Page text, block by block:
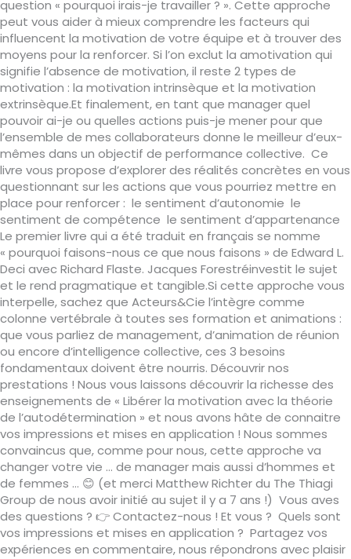
question « pourquoi irais-je travailler ? ». Cette approche
peut vous aider à mieux comprendre les facteurs qui
influencent la motivation de votre équipe et à trouver des
moyens pour la renforcer. Si l’on exclut la amotivation qui
signifie l’absence de motivation, il reste 2 types de
motivation : la motivation intrinsèque et la motivation
extrinsèque.Et finalement, en tant que manager quel
pouvoir ai-je ou quelles actions puis-je mener pour que
l’ensemble de mes collaborateurs donne le meilleur d’eux-
mêmes dans un objectif de performance collective. Ce
livre vous propose d’explorer des réalités concrètes en vous
questionnant sur les actions que vous pourriez mettre en
place pour renforcer : le sentiment d’autonomie le
sentiment de compétence le sentiment d’appartenance
Le premier livre qui a été traduit en français se nomme
« pourquoi faisons-nous ce que nous faisons » de Edward L.
Deci avec Richard Flaste. Jacques Forestréinvestit le sujet
et le rend pragmatique et tangible.Si cette approche vous
interpelle, sachez que Acteurs&Cie l’intègre comme
colonne vertébrale à toutes ses formation et animations :
que vous parliez de management, d’animation de réunion
ou encore d’intelligence collective, ces 3 besoins
fondamentaux doivent être nourris. Découvrir nos
prestations ! Nous vous laissons découvrir la richesse des
enseignements de « Libérer la motivation avec la théorie
de l’autodétermination » et nous avons hâte de connaitre
vos impressions et mises en application ! Nous sommes
convaincus que, comme pour nous, cette approche va
changer votre vie … de manager mais aussi d’hommes et
de femmes … 😊 (et merci Matthew Richter du The Thiagi
Group de nous avoir initié au sujet il y a 7 ans !) Vous aves
des questions ? 👉 Contactez-nous ! Et vous ? Quels sont
vos impressions et mises en application ? Partagez vos
expériences en commentaire, nous répondrons avec plaisir